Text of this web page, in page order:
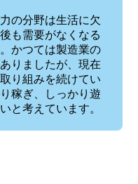
の分野は生活に欠
も需要がなくなる
かつては製造業の
りましたが、現在
り組みを続けてい
稼ぎ、しっかり遊
と考えています。